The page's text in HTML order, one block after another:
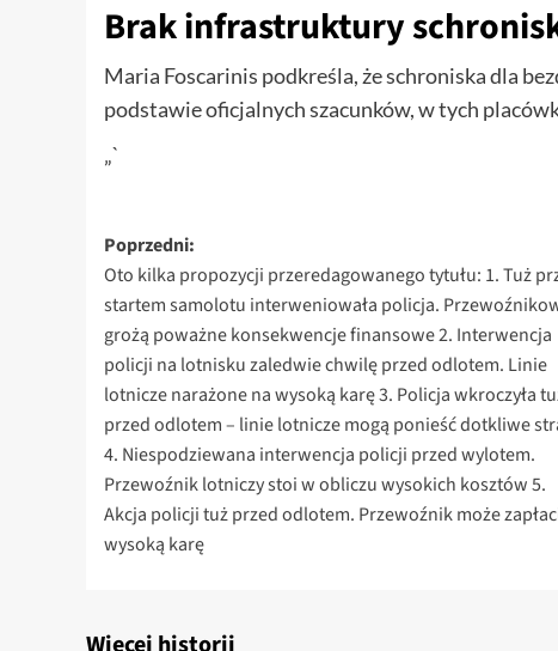
Brak infrastruktury
Maria Foscarinis podkreśla, że schroniska dla
podstawie oficjalnych szacunków, w tych
„`
Zobacz
wpisy
Poprzedni:
Oto kilka propozycji przeredagowanego tytułu: 1. Tuż
startem samolotu interweniowała policja.
grożą poważne konsekwencje finansowe 2. Interwencja
policji na lotnisku zaledwie chwilę przed odlotem. Linie
lotnicze narażone na wysoką karę 3. Policja wkroczyła
przed odlotem – linie lotnicze mogą ponieść dotkliwe
4. Niespodziewana interwencja policji przed wylotem.
Przewoźnik lotniczy stoi w obliczu wysokich kosztów 5.
Akcja policji tuż przed odlotem. Przewoźnik może
wysoką karę